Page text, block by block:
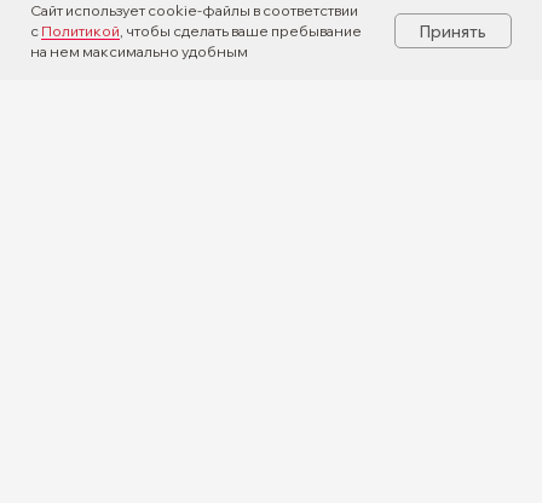
Сайт использует cookie-файлы в соответствии
с Политикой, чтобы сделать ваше пребывание
на нем максимально удобным
Принять